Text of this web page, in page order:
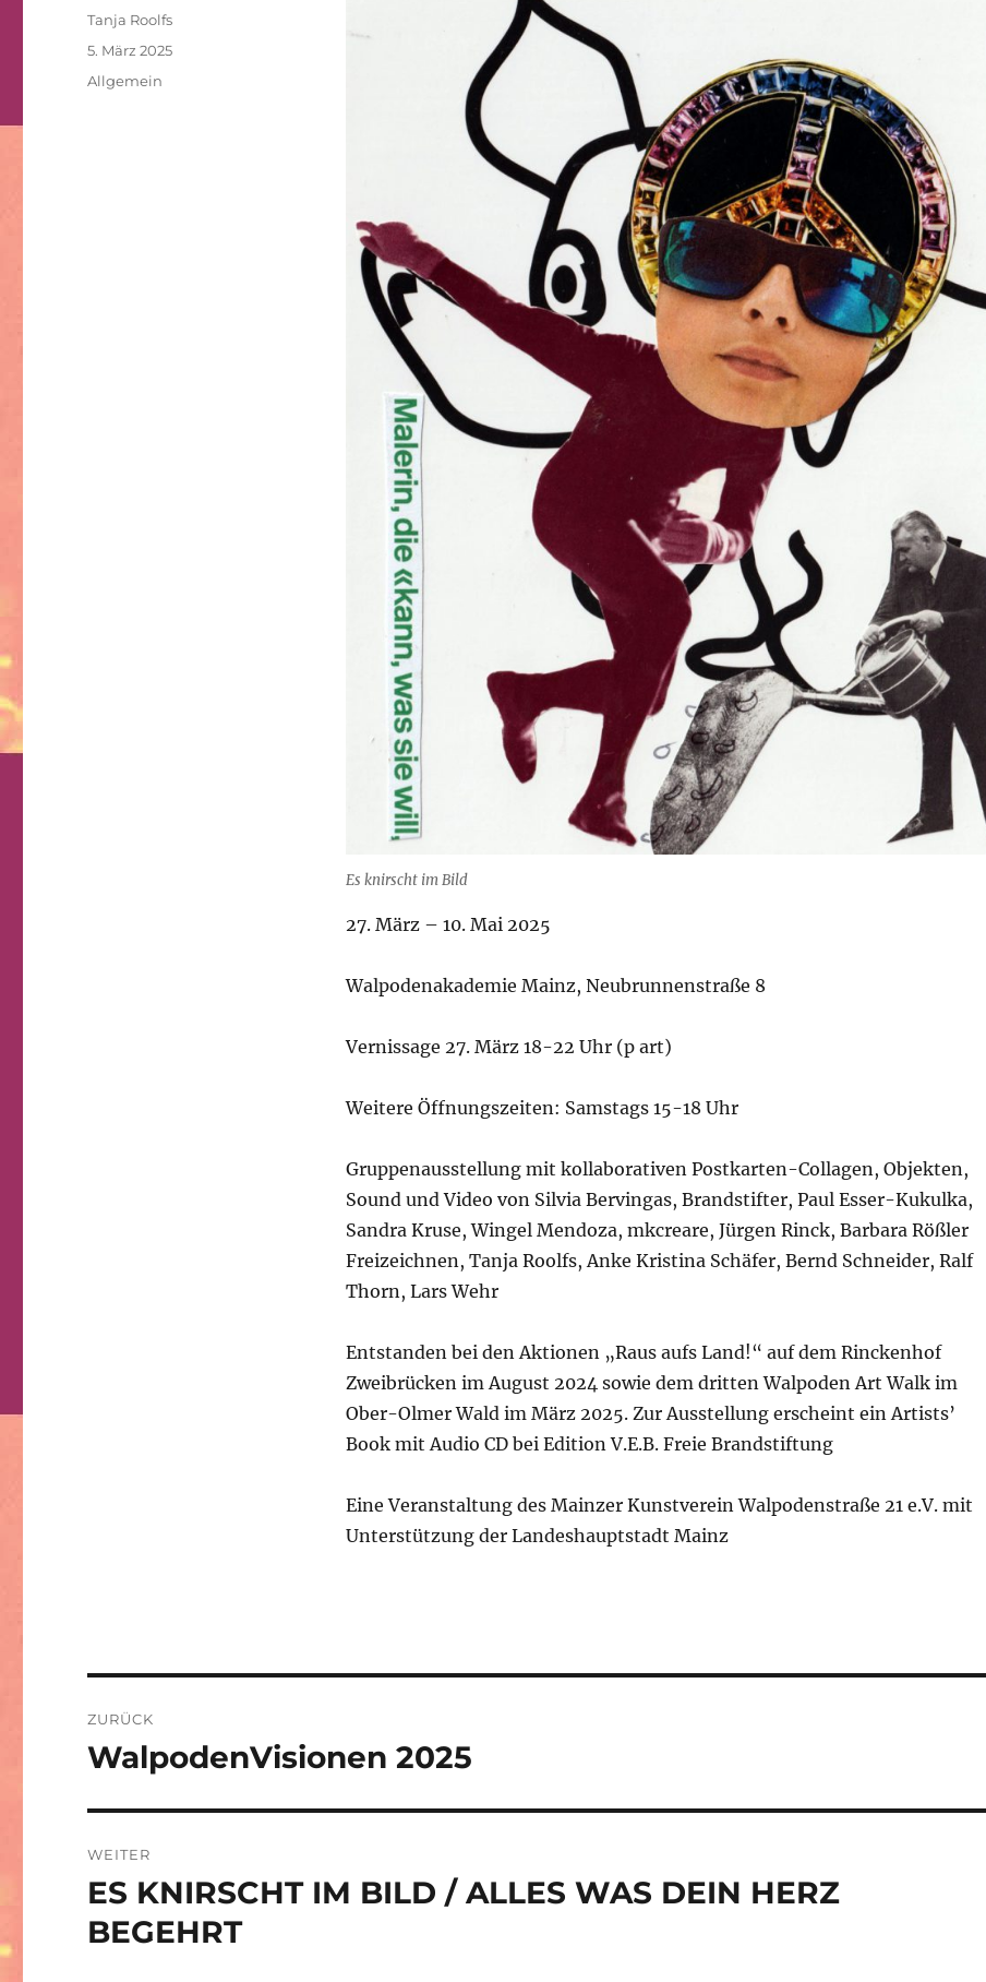
Es knirscht im Bild
27. März – 10. Mai 2025
Walpodenakademie Mainz, Neubrunnenstraße 8
Vernissage 27. März 18-22 Uhr (p art)
Weitere Öffnungszeiten: Samstags 15-18 Uhr
Gruppenausstellung mit kollaborativen Postkarten-Collagen, Objekten,
Sound und Video von Silvia Bervingas, Brandstifter, Paul Esser-Kukulka,
Sandra Kruse, Wingel Mendoza, mkcreare, Jürgen Rinck, Barbara Rößler
Freizeichnen, Tanja Roolfs, Anke Kristina Schäfer, Bernd Schneider, Ralf
Thorn, Lars Wehr
Entstanden bei den Aktionen „Raus aufs Land!“ auf dem Rinckenhof
Zweibrücken im August 2024 sowie dem dritten Walpoden Art Walk im
Ober-Olmer Wald im März 2025. Zur Ausstellung erscheint ein Artists’
Book mit Audio CD bei Edition V.E.B. Freie Brandstiftung
Eine Veranstaltung des Mainzer Kunstverein Walpodenstraße 21 e.V. mit
Unterstützung der Landeshauptstadt Mainz
Autor
Tanja Roolfs
Veröffentlicht
am
5. März 2025
Kategorien
Allgemein
Navigation
ZURÜCK
Vorheriger
WalpodenVisionen 2025
WEITER
Nächster
Beitrag:
ES KNIRSCHT IM BILD / ALLES WAS DEIN HERZ
BEGEHRT